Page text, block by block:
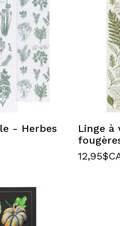
- Herbes
Linge à